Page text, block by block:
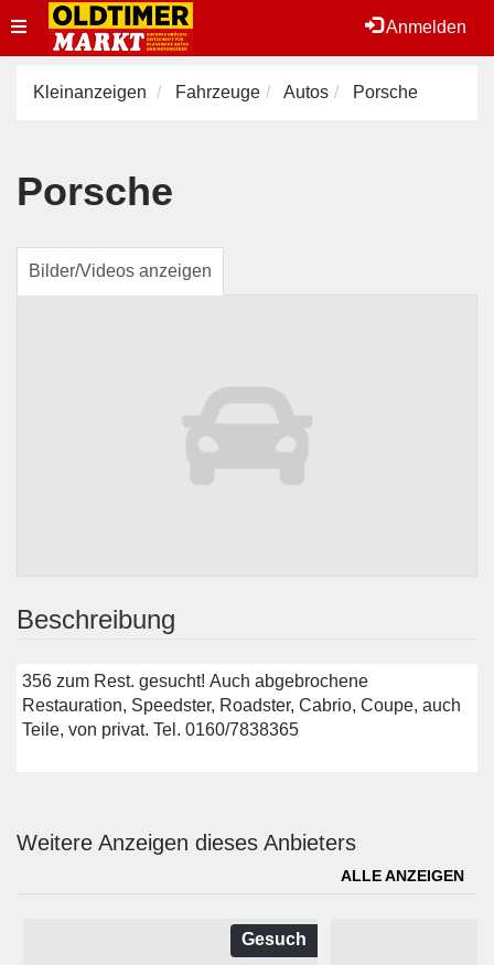
Anmelden
Toggle
navigation
Kleinanzeigen Fahrzeuge Autos Porsche
Porsche
Bilder/Videos anzeigen
Beschreibung
356 zum Rest. gesucht! Auch abgebrochene
Restauration, Speedster, Roadster, Cabrio, Coupe, auch
Teile, von privat. Tel. 0160/7838365
Weitere Anzeigen dieses Anbieters
ALLE ANZEIGEN
Gesuch